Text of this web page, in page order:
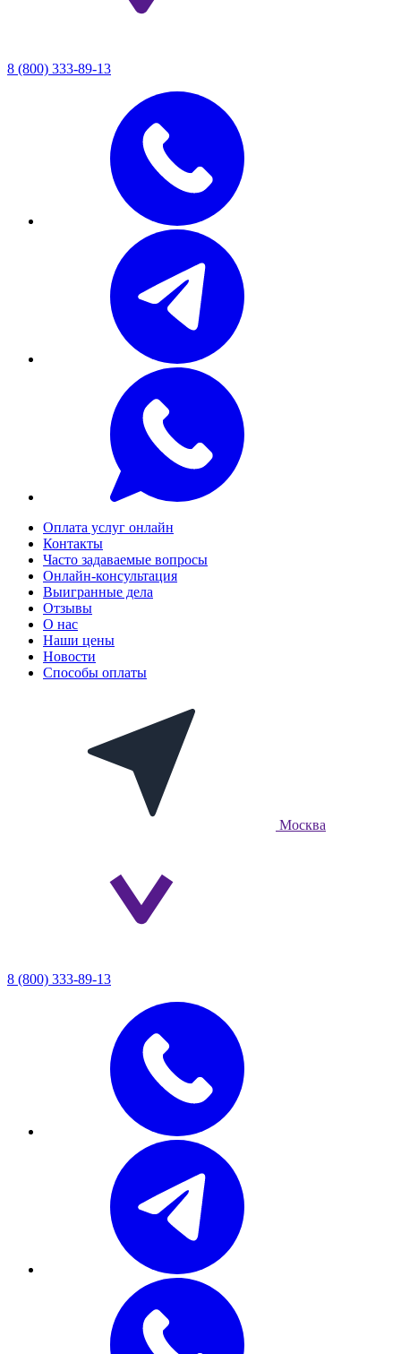
8 (800) 333-89-13
Оплата услуг онлайн
Контакты
Часто задаваемые вопросы
Онлайн-консультация
Выигранные дела
Отзывы
О нас
Наши цены
Новости
Способы оплаты
Москва
8 (800) 333-89-13